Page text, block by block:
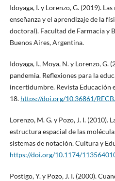
Idoyaga, I. y Lorenzo, G. (2019).
enseñanza y el aprendizaje de la
doctoral). Facultad de Farmacia y
Buenos Aires, Argentina.
Idoyaga, I., Moya, N. y Lorenzo, G.
pandemia. Reflexiones para la
incertidumbre. Revista Educación
18. https://doi.org/10.36861/
Lorenzo, M. G. y Pozo, J. I. (2010).
estructura espacial de las
sistemas de notación. Cultura y
https://doi.org/10.1174/
Postigo, Y. y Pozo, J. I. (2000).